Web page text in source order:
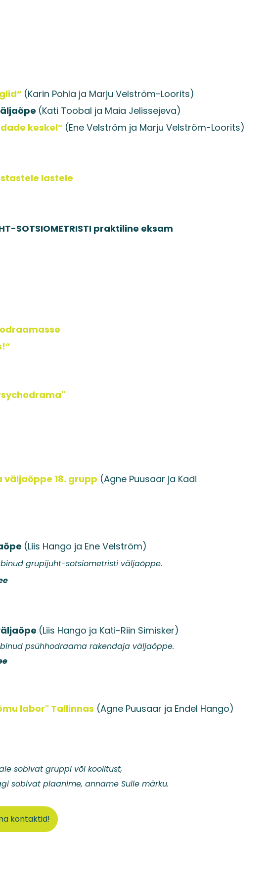
(Karin Pohla ja Marju Velström-Loorits)
(Kati Toobal ja Maia Jelissejeva)
keskel” (Ene Velström ja Marju Velström-Loorits)
lastele
SOTSIOMETRISTI praktiline eksam
18. grupp (Agne Puusaar ja Kadi
(Liis Hango ja Ene Velström)
sotsiometristi väljaõppe.
(Liis Hango ja Kati-Riin Simisker)
rakendaja väljaõppe.
labor" Tallinnas (Agne Puusaar ja Endel Hango)
sobivat gruppi või koolitust,
sobivat plaanime, anname Sulle märku.
kontaktid!